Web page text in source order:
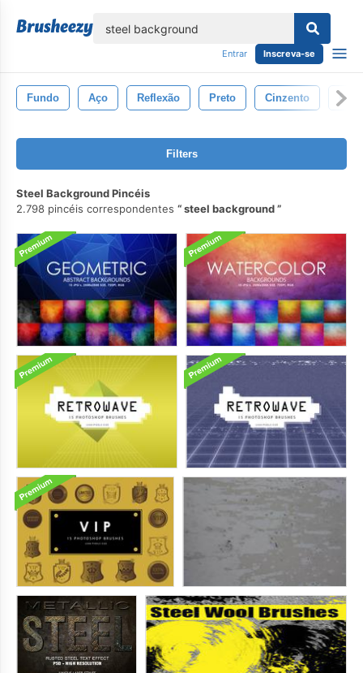
Entrar Inscreva-se
Fundo Aço Reflexão Preto Cinzento
Filters
Steel Background Pincéis
2.798 pincéis correspondentes
steel background